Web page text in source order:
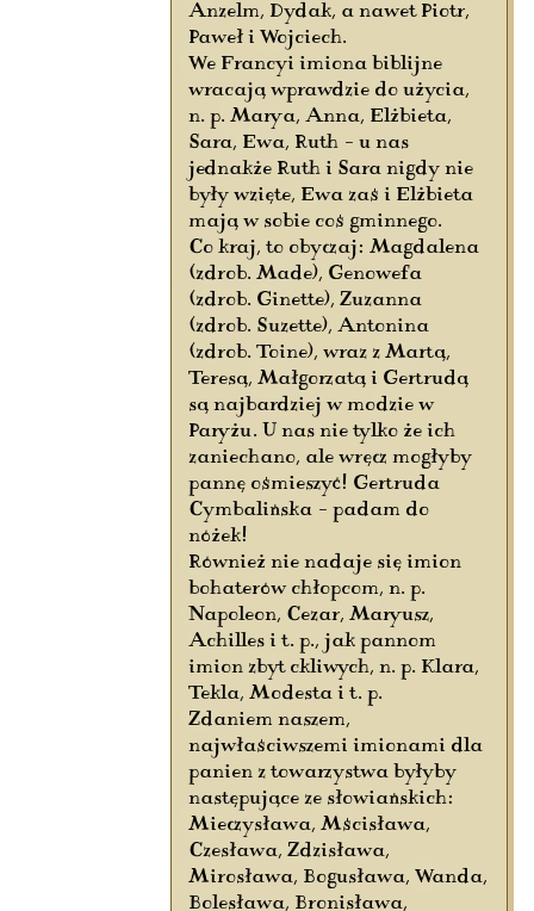
Anzelm, Dydak, a nawet Piotr,
Paweł i Wojciech.
We Francyi imiona biblijne
wracają wprawdzie do użycia,
n. p. Marya, Anna, Elżbieta,
Sara, Ewa, Ruth – u nas
jednakże Ruth i Sara nigdy nie
były wzięte, Ewa zaś i Elżbieta
mają w sobie coś gminnego.
Co kraj, to obyczaj: Magdalena
(zdrob. Made), Genowefa
(zdrob. Ginette), Zuzanna
(zdrob. Suzette), Antonina
(zdrob. Toine), wraz z Martą,
Teresą, Małgorzatą i Gertrudą
są najbardziej w modzie w
Paryżu. U nas nie tylko że ich
zaniechano, ale wręcz mogłyby
pannę ośmieszyć! Gertruda
Cymbalińska – padam do
nóżek!
Również nie nadaje się imion
bohaterów chłopcom, n. p.
Napoleon, Cezar, Maryusz,
Achilles i t. p., jak pannom
imion zbyt ckliwych, n. p. Klara,
Tekla, Modesta i t. p.
Zdaniem naszem,
najwłaściwszemi imionami dla
panien z towarzystwa byłyby
następujące ze słowiańskich:
Mieczysława, Mścisława,
Czesława, Zdzisława,
Mirosława, Bogusława, Wanda,
Bolesława, Bronisława,